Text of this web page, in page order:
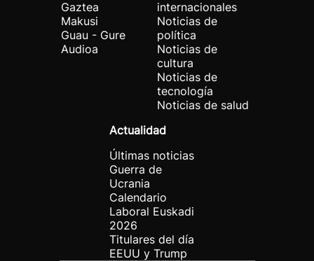
Gaztea
Makusi
Guau - Gure
Audioa
internacionales
Noticias de
política
Noticias de
cultura
Noticias de
tecnología
Noticias de salud
Actualidad
Últimas noticias
Guerra de
Ucrania
Calendario
Laboral Euskadi
2026
Titulares del día
EEUU y Trump